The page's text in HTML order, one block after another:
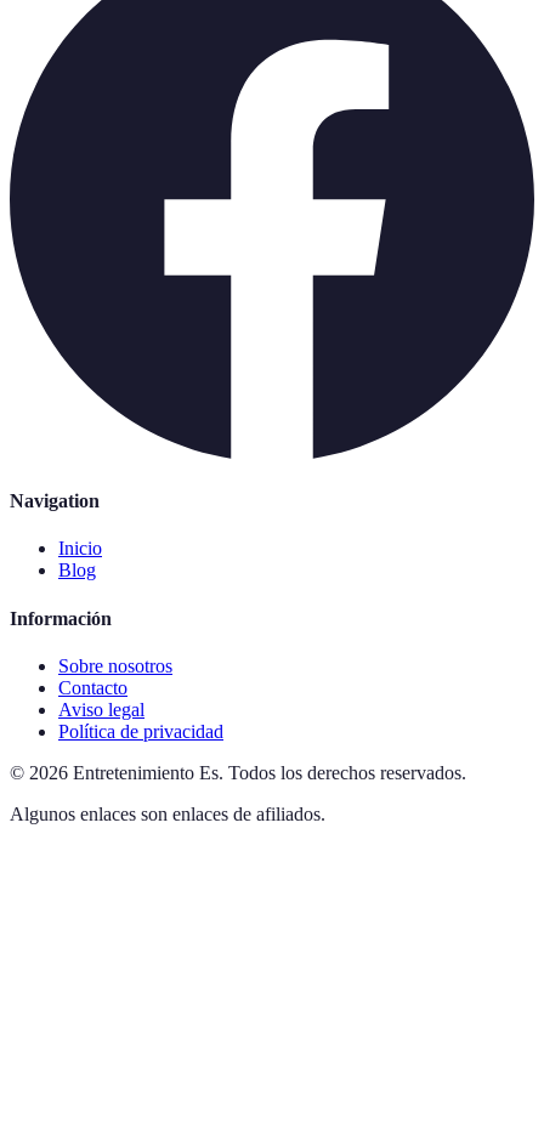
Navigation
Inicio
Blog
Información
Sobre nosotros
Contacto
Aviso legal
Política de privacidad
© 2026 Entretenimiento Es. Todos los derechos reservados.
Algunos enlaces son enlaces de afiliados.